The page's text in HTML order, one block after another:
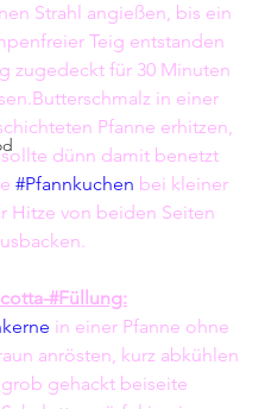
Strahl angießen, bis ein
Teig entstanden
zugedeckt für 30 Minuten
in einer
Pfanne erhitzen,
dünn damit benetzt
#Pfannkuchen bei kleiner
Hitze von beiden Seiten
#Füllung:
in einer Pfanne ohne
anrösten, kurz abkühlen
grob gehackt beiseite